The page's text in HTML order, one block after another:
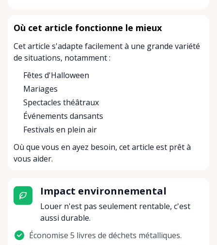
Où cet article fonctionne le mieux
Cet article s'adapte facilement à une grande variété
de situations, notamment :
Fêtes d'Halloween
Mariages
Spectacles théâtraux
Événements dansants
Festivals en plein air
Où que vous en ayez besoin, cet article est prêt à
vous aider.
Impact environnemental
Louer n'est pas seulement rentable, c'est
aussi durable.
Économise 5 livres de déchets métalliques.